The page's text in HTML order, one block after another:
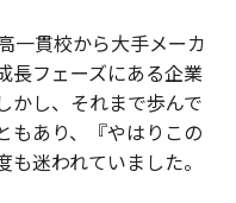
一貫校から大手メーカ
長フェーズにある企業
かし、それまで歩んで
もあり、『やはりこの
迷われていました。